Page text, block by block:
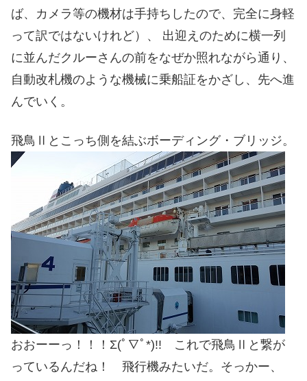
ば、カメラ等の機材は手持ちしたので、完全に身軽
って訳ではないけれど）、 出迎えのために横一列
に並んだクルーさんの前をなぜか照れながら通り、
自動改札機のような機械に乗船証をかざし、先へ進
んでいく。
飛鳥Ⅱとこっち側を結ぶボーディング・ブリッジ。
おおーーっ！！！Σ(ﾟ∇ﾟ*)!! これで飛鳥Ⅱと繋が
っているんだね！ 飛行機みたいだ。そっかー、